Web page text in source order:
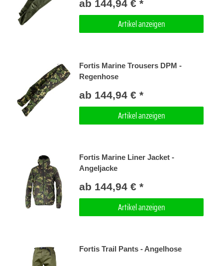
ab 144,94 € *
Artikel anzeigen
Fortis Marine Trousers DPM -
Regenhose
ab 144,94 € *
Artikel anzeigen
Fortis Marine Liner Jacket -
Angeljacke
ab 144,94 € *
Artikel anzeigen
Fortis Trail Pants - Angelhose